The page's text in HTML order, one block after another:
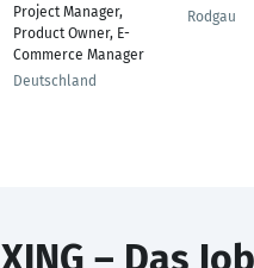
Project Manager,
Product Owner, E-
Commerce Manager
Deutschland
Rodgau
XING – Das